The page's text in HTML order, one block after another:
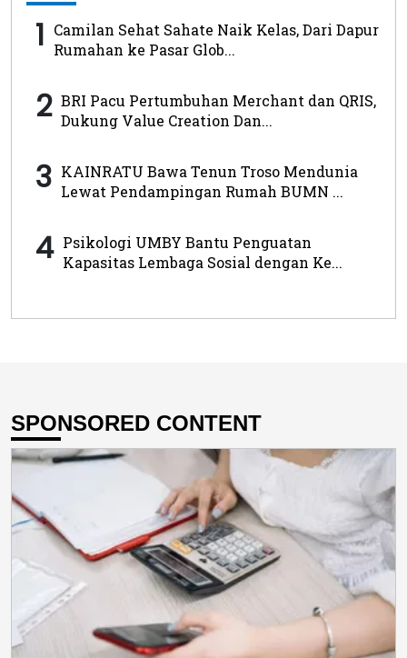
1 Camilan Sehat Sahate Naik Kelas, Dari Dapur
Rumahan ke Pasar Glob...
2 BRI Pacu Pertumbuhan Merchant dan QRIS,
Dukung Value Creation Dan...
3 KAINRATU Bawa Tenun Troso Mendunia
Lewat Pendampingan Rumah BUMN ...
4 Psikologi UMBY Bantu Penguatan
Kapasitas Lembaga Sosial dengan Ke...
SPONSORED CONTENT